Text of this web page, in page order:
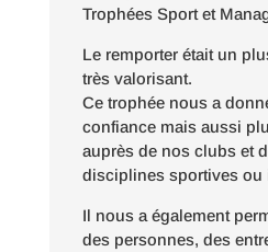
Trophées Sport et
Le remporter était un
très valorisant.
Ce trophée nous a
confiance mais aussi
auprès de nos clubs et
disciplines sportives ou
Il nous a également
des personnes, des